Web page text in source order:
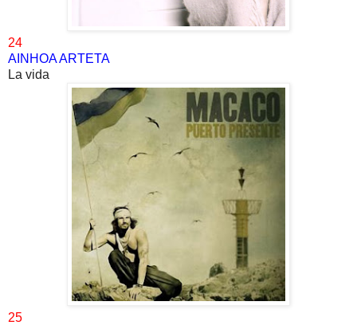
24
AINHOA ARTETA
La vida
25